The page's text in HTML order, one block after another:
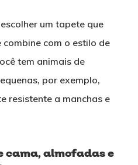
um tapete que
com o estilo de
tem animais de
por exemplo,
resistente a manchas e
cama, almofadas e